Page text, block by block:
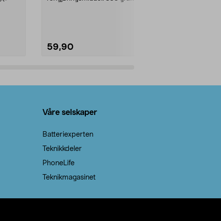
59,90
Våre selskaper
Batteriexperten
Teknikkdeler
PhoneLife
Teknikmagasinet